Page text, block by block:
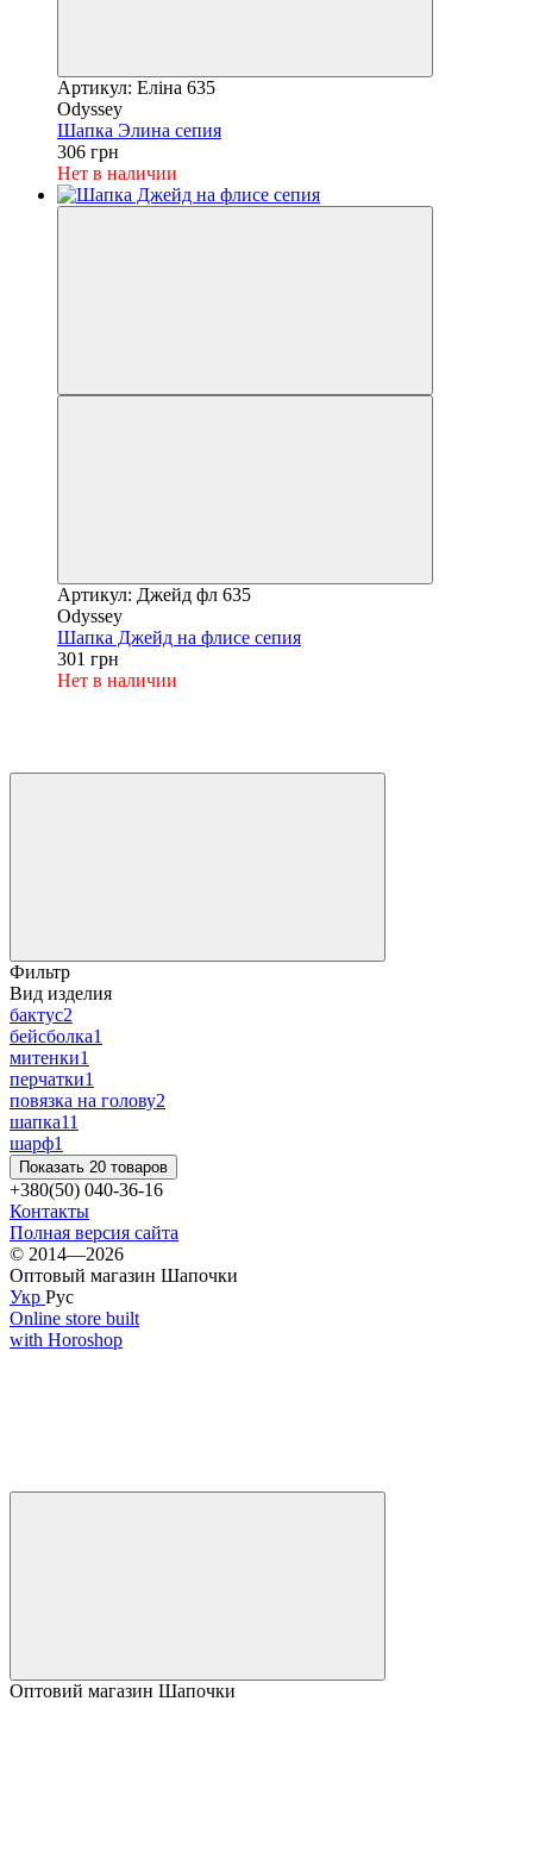
Артикул: Еліна 635
Odyssey
Шапка Элина сепия
306 грн
Нет в наличии
Артикул: Джейд фл 635
Odyssey
Шапка Джейд на флисе сепия
301 грн
Нет в наличии
Фильтр
Вид изделия
бактус2
бейсболка1
митенки1
перчатки1
повязка на голову2
шапка11
шарф1
Показать 20 товаров
+380(50) 040-36-16
Контакты
Полная версия сайта
© 2014—2026
Оптовый магазин Шапочки
Укр Рус
Online store built
with Horoshop
Оптовий магазин Шапочки